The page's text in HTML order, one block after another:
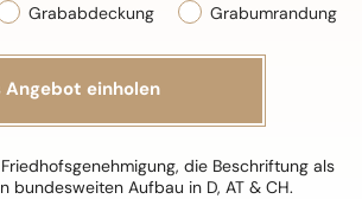
Grabumrandung
Grababdeckung
die Beschriftung als
Aufbau in D, AT & CH.